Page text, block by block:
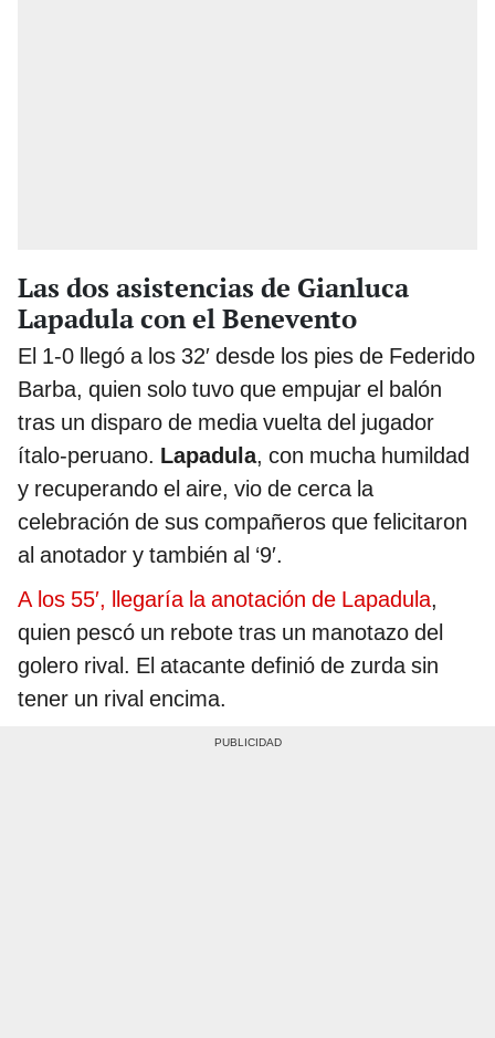
Las dos asistencias de Gianluca
Lapadula con el Benevento
El 1-0 llegó a los 32′ desde los pies de Federido
Barba, quien solo tuvo que empujar el balón
tras un disparo de media vuelta del jugador
ítalo-peruano. Lapadula, con mucha humildad
y recuperando el aire, vio de cerca la
celebración de sus compañeros que felicitaron
al anotador y también al ‘9′.
A los 55′, llegaría la anotación de Lapadula,
quien pescó un rebote tras un manotazo del
golero rival. El atacante definió de zurda sin
tener un rival encima.